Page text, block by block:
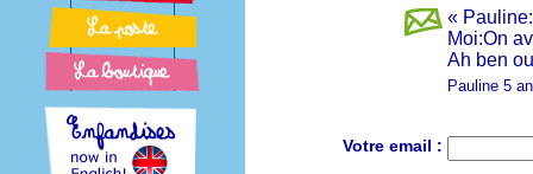
«
Moi:On
Ah ben
Pauline 5
Votre email :